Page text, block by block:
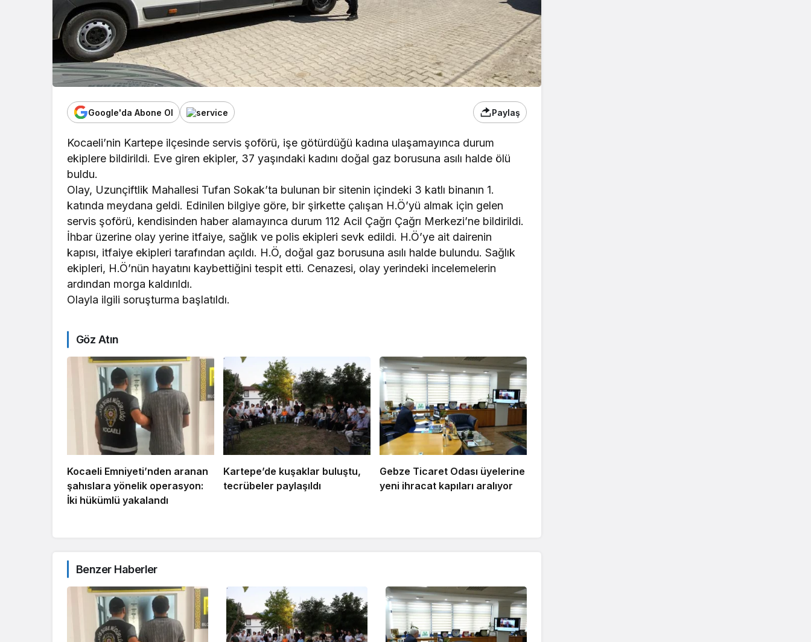
Google'da Abone Ol Paylaş
Kocaeli’nin Kartepe ilçesinde servis şoförü, işe götürdüğü kadına ulaşamayınca durum
ekiplere bildirildi. Eve giren ekipler, 37 yaşındaki kadını doğal gaz borusuna asılı halde ölü
buldu.
Olay, Uzunçiftlik Mahallesi Tufan Sokak’ta bulunan bir sitenin içindeki 3 katlı binanın 1.
katında meydana geldi. Edinilen bilgiye göre, bir şirkette çalışan H.Ö’yü almak için gelen
servis şoförü, kendisinden haber alamayınca durum 112 Acil Çağrı Çağrı Merkezi’ne bildirildi.
İhbar üzerine olay yerine itfaiye, sağlık ve polis ekipleri sevk edildi. H.Ö’ye ait dairenin
kapısı, itfaiye ekipleri tarafından açıldı. H.Ö, doğal gaz borusuna asılı halde bulundu. Sağlık
ekipleri, H.Ö’nün hayatını kaybettiğini tespit etti. Cenazesi, olay yerindeki incelemelerin
ardından morga kaldırıldı.
Olayla ilgili soruşturma başlatıldı.
Göz Atın
Kocaeli Emniyeti’nden aranan
şahıslara yönelik operasyon:
İki hükümlü yakalandı
Kartepe’de kuşaklar buluştu,
tecrübeler paylaşıldı
Gebze Ticaret Odası üyelerine
yeni ihracat kapıları aralıyor
Benzer Haberler